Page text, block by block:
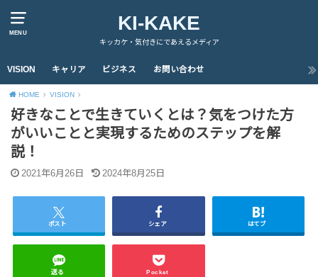
MENU KI-KAKE
キッカケ・気付きにであえるメディア
VISION キャリア ビジネス お問い合わせ
HOME VISION
好きなことで生きていくとは？気をつけた方
がいいことと実現するためのステップを解
説！
2021年6月26日 2024年8月25日
ポスト シェア はてブ
送る Pocket